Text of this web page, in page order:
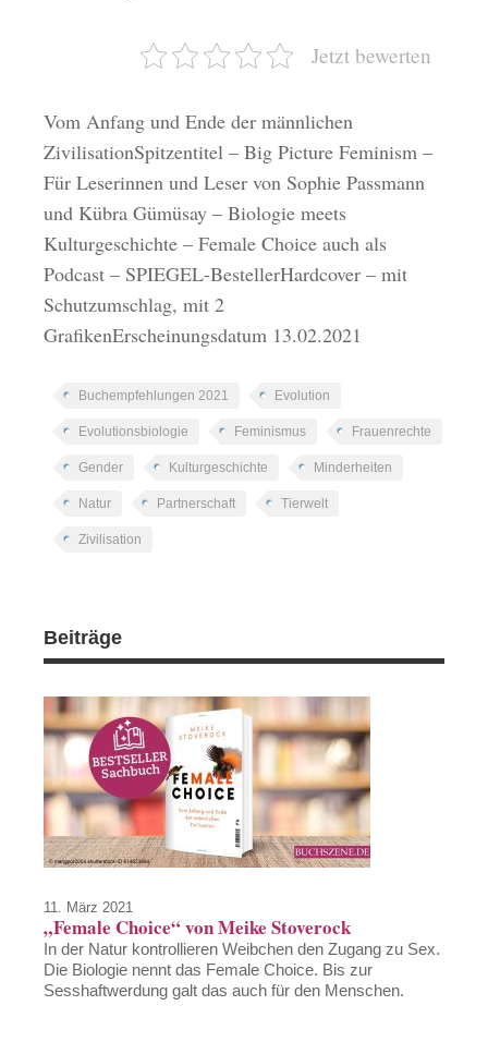
Jetzt bewerten
Vom Anfang und Ende der männlichen
ZivilisationSpitzentitel – Big Picture Feminism –
Für Leserinnen und Leser von Sophie Passmann
und Kübra Gümüsay – Biologie meets
Kulturgeschichte – Female Choice auch als
Podcast – SPIEGEL-BestellerHardcover – mit
Schutzumschlag, mit 2
GrafikenErscheinungsdatum 13.02.2021
Buchempfehlungen 2021 Evolution
Evolutionsbiologie Feminismus Frauenrechte
Gender Kulturgeschichte Minderheiten
Natur Partnerschaft Tierwelt
Zivilisation
Beiträge
11. März 2021
„Female Choice“ von Meike Stoverock
In der Natur kontrollieren Weibchen den Zugang zu Sex.
Die Biologie nennt das Female Choice. Bis zur
Sesshaftwerdung galt das auch für den Menschen.